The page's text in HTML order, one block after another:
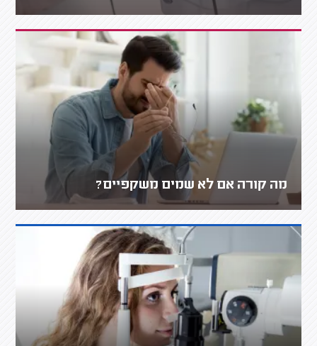
מה קורה אם לא שמים משקפיים?